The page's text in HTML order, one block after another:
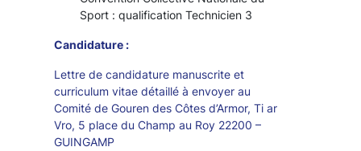
Sport : qualification Technicien 3
Candidature :
Lettre de candidature manuscrite et
curriculum vitae détaillé à envoyer au
Comité de Gouren des Côtes d’Armor, Ti ar
Vro, 5 place du Champ au Roy 22200 –
GUINGAMP